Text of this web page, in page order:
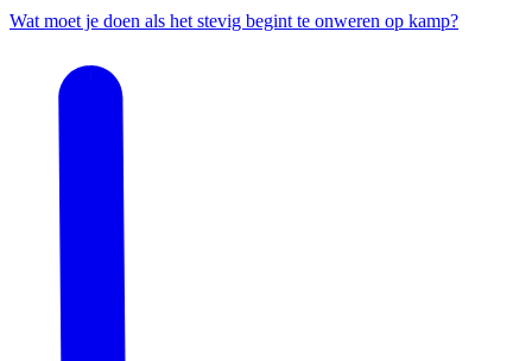
Wat moet je doen als het stevig begint te onweren op kamp?